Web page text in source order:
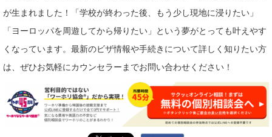
が生まれました！「学校が終わった後、もう少し現地に浸りたい」
「ヨーロッパを周遊してから帰りたい」という夢がとっても叶えやす
くなっています。最新のビザ情報や手続きについて詳しく知りたい方
は、ぜひお気軽にカウンセラーまでお問い合わせください！